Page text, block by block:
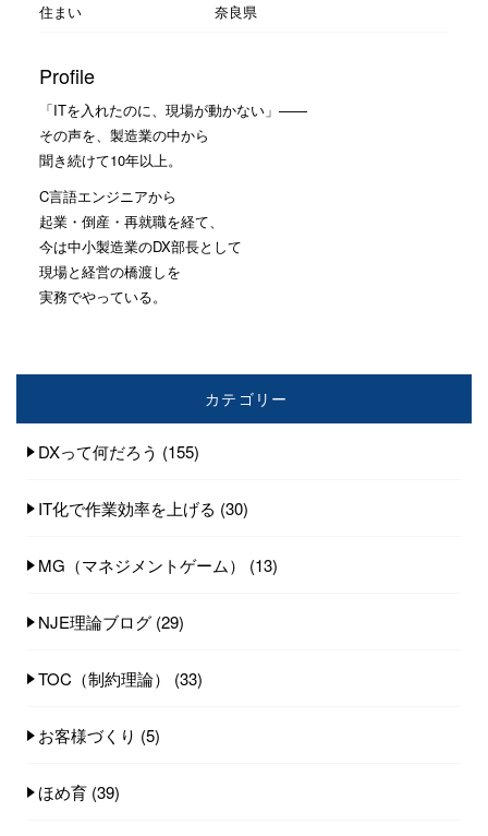
住まい
奈良県
Profile
「ITを入れたのに、現場が動かない」——
その声を、製造業の中から
聞き続けて10年以上。
C言語エンジニアから
起業・倒産・再就職を経て、
今は中小製造業のDX部長として
現場と経営の橋渡しを
実務でやっている。
カテゴリー
DXって何だろう (155)
IT化で作業効率を上げる (30)
MG（マネジメントゲーム） (13)
NJE理論ブログ (29)
TOC（制約理論） (33)
お客様づくり (5)
ほめ育 (39)